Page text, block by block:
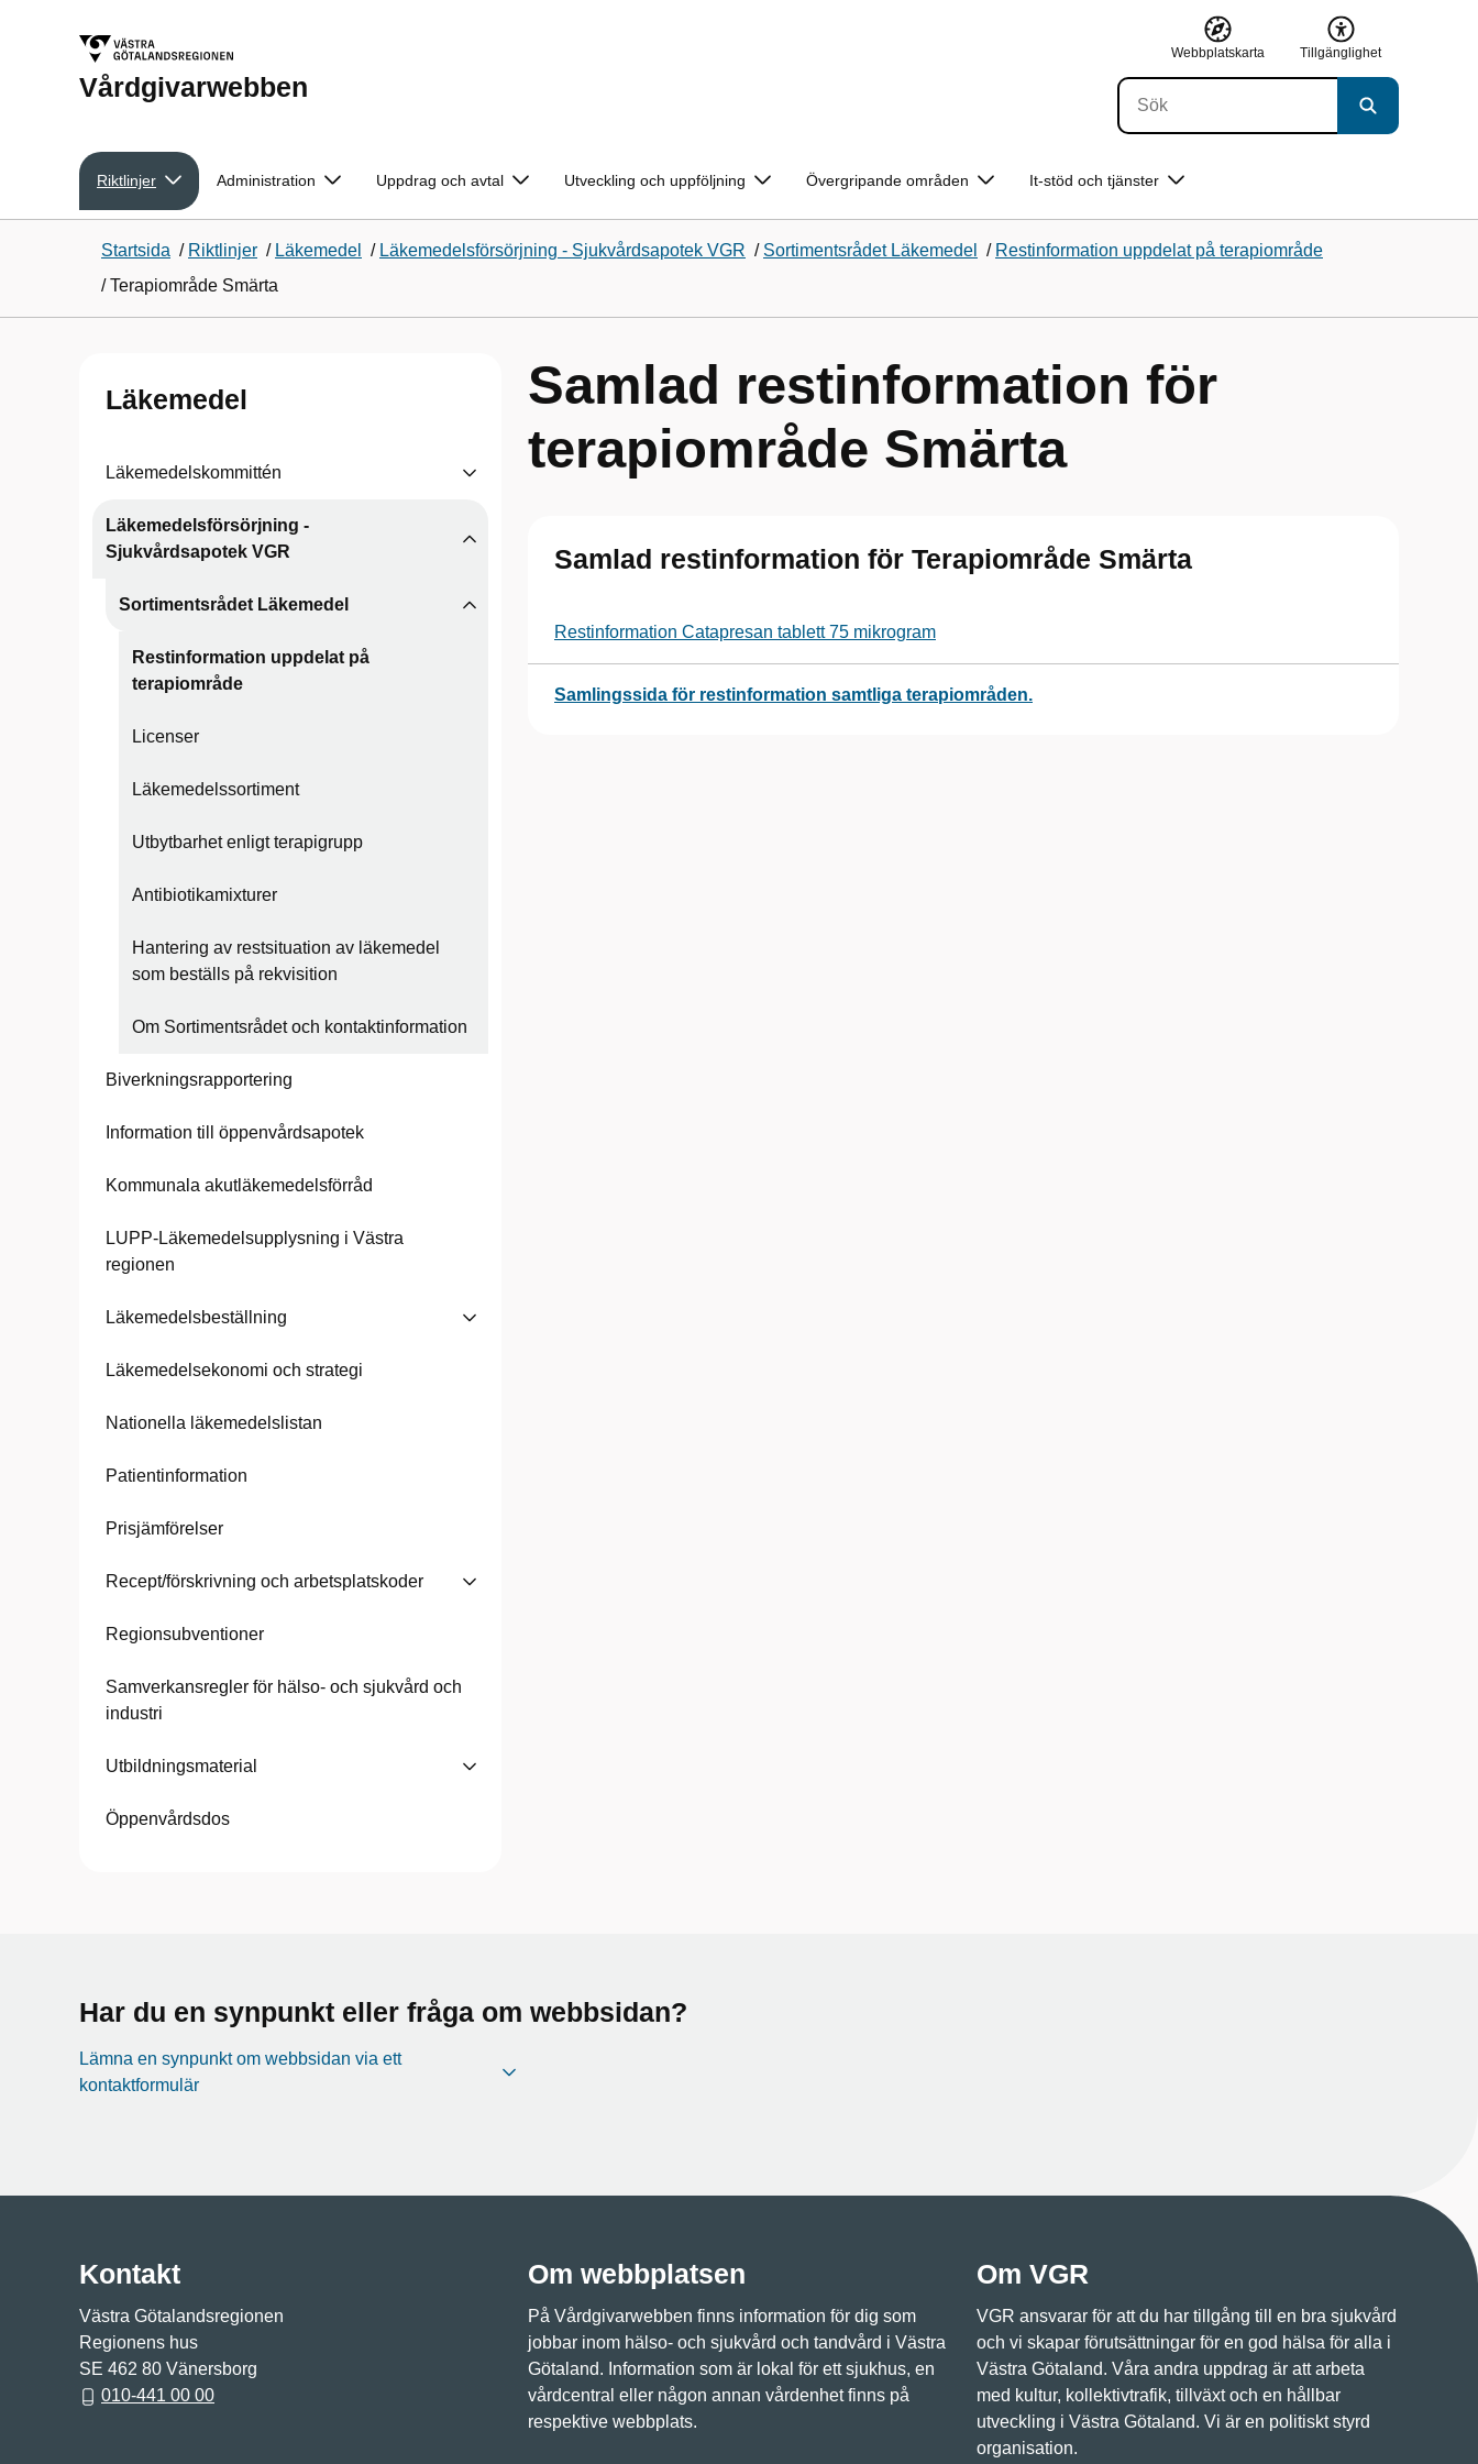
Vårdgivarwebben
Webbplatskarta Tillgänglighet
Riktlinjer Administration Uppdrag och avtal Utveckling och uppföljning Övergripande områden It-stöd och tjänster
Startsida / Riktlinjer / Läkemedel / Läkemedelsförsörjning - Sjukvårdsapotek VGR / Sortimentsrådet Läkemedel / Restinformation uppdelat på terapiområde
/Terapiområde Smärta
Läkemedel
Läkemedelskommittén
Läkemedelsförsörjning -
Sjukvårdsapotek VGR
Sortimentsrådet Läkemedel
Restinformation uppdelat på
terapiområde
Licenser
Läkemedelssortiment
Utbytbarhet enligt terapigrupp
Antibiotikamixturer
Hantering av restsituation av läkemedel
som beställs på rekvisition
Om Sortimentsrådet och kontaktinformation
Biverkningsrapportering
Information till öppenvårdsapotek
Kommunala akutläkemedelsförråd
LUPP-Läkemedelsupplysning i Västra
regionen
Läkemedelsbeställning
Läkemedelsekonomi och strategi
Nationella läkemedelslistan
Patientinformation
Prisjämförelser
Recept/förskrivning och arbetsplatskoder
Regionsubventioner
Samverkansregler för hälso- och sjukvård och
industri
Utbildningsmaterial
Öppenvårdsdos
Samlad restinformation för
terapiområde Smärta
Samlad restinformation för Terapiområde Smärta
Restinformation Catapresan tablett 75 mikrogram
Samlingssida för restinformation samtliga terapiområden.
Har du en synpunkt eller fråga om webbsidan?
Lämna en synpunkt om webbsidan via ett
kontaktformulär
Kontakt
Västra Götalandsregionen
Regionens hus
SE 462 80 Vänersborg
010-441 00 00
Om webbplatsen
På Vårdgivarwebben finns information för dig som
jobbar inom hälso- och sjukvård och tandvård i Västra
Götaland. Information som är lokal för ett sjukhus, en
vårdcentral eller någon annan vårdenhet finns på
respektive webbplats.
Om VGR
VGR ansvarar för att du har tillgång till en bra sjukvård
och vi skapar förutsättningar för en god hälsa för alla i
Västra Götaland. Våra andra uppdrag är att arbeta
med kultur, kollektivtrafik, tillväxt och en hållbar
utveckling i Västra Götaland. Vi är en politiskt styrd
organisation.